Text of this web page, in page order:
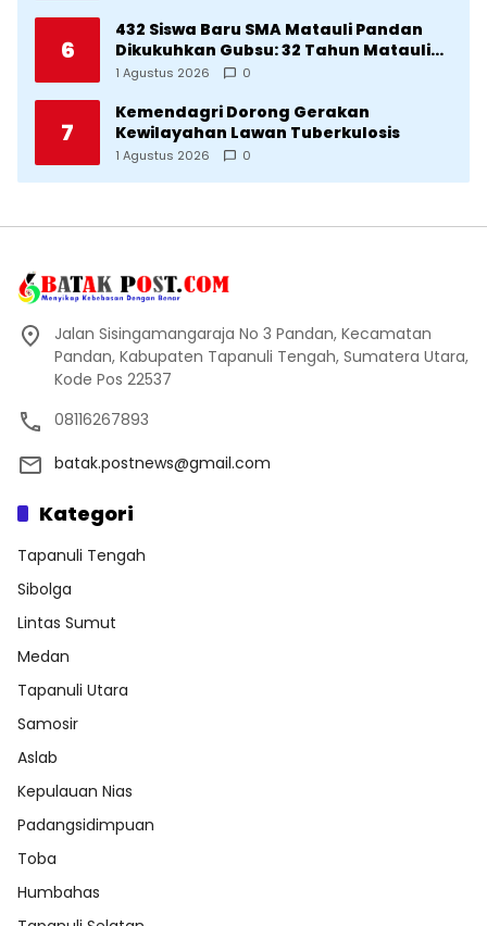
6
432 Siswa Baru SMA Matauli Pandan
Dikukuhkan Gubsu: 32 Tahun Matauli
Cetak SDM Unggul
1 Agustus 2026 0
7
Kemendagri Dorong Gerakan
Kewilayahan Lawan Tuberkulosis
1 Agustus 2026 0
Jalan Sisingamangaraja No 3 Pandan, Kecamatan
Pandan, Kabupaten Tapanuli Tengah, Sumatera Utara,
Kode Pos 22537
08116267893
batak.postnews@gmail.com
Kategori
Tapanuli Tengah
Sibolga
Lintas Sumut
Medan
Tapanuli Utara
Samosir
Aslab
Kepulauan Nias
Padangsidimpuan
Toba
Humbahas